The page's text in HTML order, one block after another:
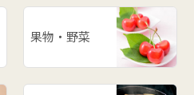
果物・野菜